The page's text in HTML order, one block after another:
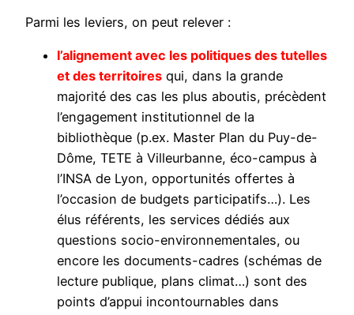
Parmi les leviers, on peut relever :
l’alignement avec les politiques des tutelles
et des territoires qui, dans la grande
majorité des cas les plus aboutis, précèdent
l’engagement institutionnel de la
bibliothèque (p.ex. Master Plan du Puy-de-
Dôme, TETE à Villeurbanne, éco-campus à
l’INSA de Lyon, opportunités offertes à
l’occasion de budgets participatifs…). Les
élus référents, les services dédiés aux
questions socio-environnementales, ou
encore les documents-cadres (schémas de
lecture publique, plans climat…) sont des
points d’appui incontournables dans